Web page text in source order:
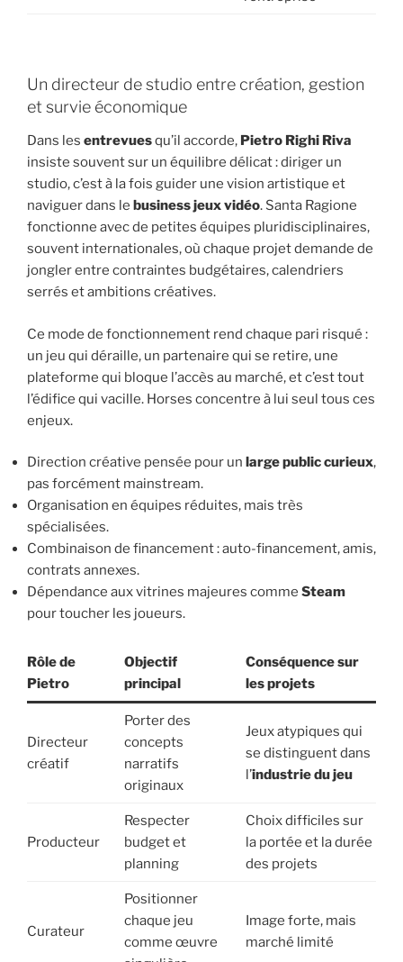
Un directeur de studio entre création, gestion
et survie économique
Dans les entrevuesqu’il accorde, Pietro Righi Riva
insiste souvent sur un équilibre délicat : diriger un
studio, c’est à la fois guider une vision artistique et
naviguer dans le business jeux vidéo. Santa Ragione
fonctionne avec de petites équipes pluridisciplinaires,
souvent internationales, où chaque projet demande de
jongler entre contraintes budgétaires, calendriers
serrés et ambitions créatives.
Ce mode de fonctionnement rend chaque pari risqué :
un jeu qui déraille, un partenaire qui se retire, une
plateforme qui bloque l’accès au marché, et c’est tout
l’édifice qui vacille. Horses concentre à lui seul tous ces
enjeux.
Direction créative pensée pour un large public curieux,
pas forcément mainstream.
Organisation en équipes réduites, mais très
spécialisées.
Combinaison de financement : auto-financement, amis,
contrats annexes.
Dépendance aux vitrines majeures comme Steam
pour toucher les joueurs.
Rôle de
Pietro
Objectif
principal
Conséquence sur
les projets
Directeur
créatif
Porter des
concepts
narratifs
originaux
Jeux atypiques qui
se distinguent dans
l’industrie du jeu
Producteur
Respecter
budget et
planning
Choix difficiles sur
la portée et la durée
des projets
Curateur
Positionner
chaque jeu
comme œuvre
Image forte, mais
marché limité